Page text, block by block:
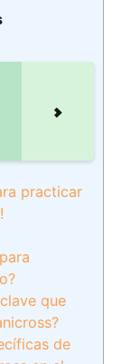
practicar
que
de